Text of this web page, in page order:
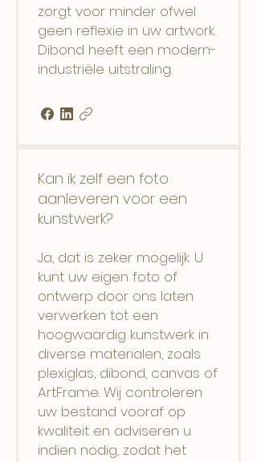
zorgt voor minder ofwel
geen reflexie in uw artwork.
Dibond heeft een modern-
industriële uitstraling.
Kan ik zelf een foto
aanleveren voor een
kunstwerk?
Ja, dat is zeker mogelijk. U
kunt uw eigen foto of
ontwerp door ons laten
verwerken tot een
hoogwaardig kunstwerk in
diverse materialen, zoals
plexiglas, dibond, canvas of
ArtFrame. Wij controleren
uw bestand vooraf op
kwaliteit en adviseren u
indien nodig, zodat het